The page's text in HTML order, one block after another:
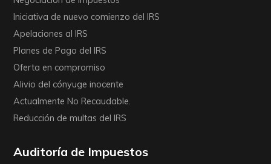
Iniciativa de nuevo comienzo del IRS
Apelaciones al IRS
Planes de Pago del IRS
Oferta en compromiso
Alivio del cónyuge inocente
Actualmente No Recaudable.
Reducción de multas del IRS
Auditoría de Impuestos